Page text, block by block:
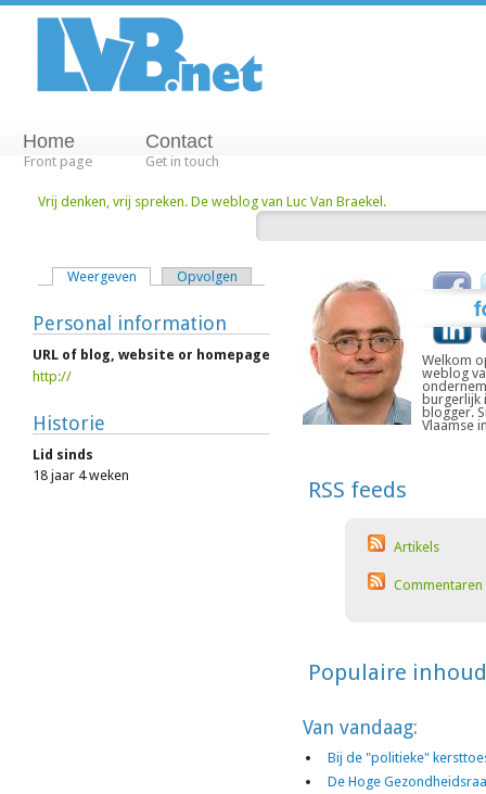
Home
Front page
Contact
Get in touch
Vrij denken, vrij spreken. De weblog van Luc Van Braekel.
Weergeven Opvolgen
Personal information
URL of blog, website or homepage
http://
Historie
Lid sinds
18 jaar 4 weken
Welkom
weblog
burgerlijk
blogger.
Vlaamse
RSS feeds
Artikels
Commentaren
Populaire inhoud
Van vandaag:
Bij de "politieke"
De Hoge